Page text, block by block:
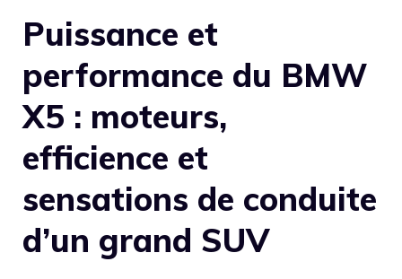
Puissance et
performance du BMW
X5 : moteurs,
efficience et
sensations de conduite
d’un grand SUV